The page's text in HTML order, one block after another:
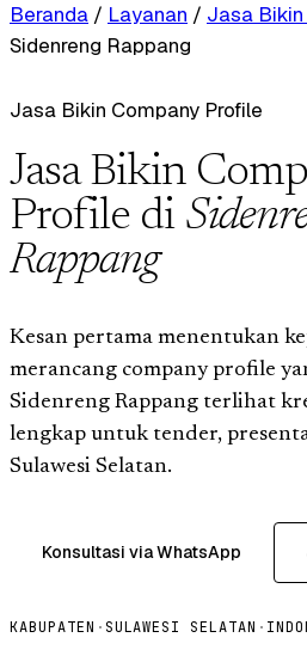
Beranda / Layanan / Jasa
Sidenreng Rappang
Jasa Bikin Company Profile
Jasa Bikin
Profile di
Rappang
Kesan pertama menentukan
merancang company profile
Sidenreng Rappang terlihat
lengkap untuk tender,
Sulawesi Selatan.
Konsultasi via WhatsApp
KABUPATEN · SULAWESI SELATAN ·